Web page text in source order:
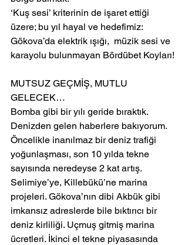
‘Kuş sesi’ kriterinin de işaret ettiği
üzere; bu yıl hayal ve hedefimiz:
Gökova’da elektrik ışığı,  müzik sesi ve
karayolu bulunmayan Bördübet Koyları!
MUTSUZ GEÇMİŞ, MUTLU
GELECEK…
Bomba gibi bir yılı geride bıraktık.
Denizden gelen haberlere bakıyorum.
Öncelikle inanılmaz bir deniz trafiği
yoğunlaşması, son 10 yılda tekne
sayısında neredeyse 2 kat artış.
Selimiye’ye, Killebükü’ne marina
projeleri. Gökova’nın dibi Akbük gibi
imkansız adreslerde bile bıktırıcı bir
deniz kirliliği. Uçmuş gitmiş marina
ücretleri. İkinci el tekne piyasasında